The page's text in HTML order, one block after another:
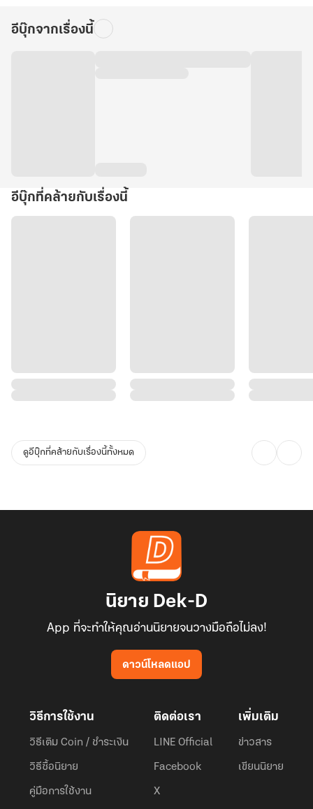
อีบุ๊กจากเรื่องนี้
อีบุ๊กที่คล้ายกับเรื่องนี้
ดูอีบุ๊กที่คล้ายกับเรื่องนี้ทั้งหมด
นิยาย Dek-D
App ที่จะทำให้คุณอ่านนิยายจนวางมือถือไม่ลง!
ดาวน์โหลดแอป
วิธีการใช้งาน
วิธีเติม Coin / ชำระเงิน
วิธีซื้อนิยาย
คู่มือการใช้งาน
ติดต่อเรา
LINE Official
Facebook
X
เพิ่มเติม
ข่าวสาร
เขียนนิยาย